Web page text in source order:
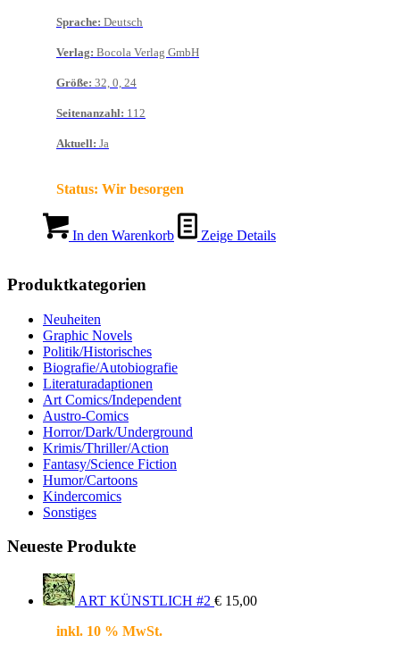
Sprache: Deutsch
Verlag: Bocola Verlag GmbH
Größe: 32, 0, 24
Seitenanzahl: 112
Aktuell: Ja
Status: Wir besorgen
In den Warenkorb Zeige Details
Produktkategorien
Neuheiten
Graphic Novels
Politik/Historisches
Biografie/Autobiografie
Literaturadaptionen
Art Comics/Independent
Austro-Comics
Horror/Dark/Underground
Krimis/Thriller/Action
Fantasy/Science Fiction
Humor/Cartoons
Kindercomics
Sonstiges
Neueste Produkte
ART KÜNSTLICH #2 € 15,00
inkl. 10 % MwSt.